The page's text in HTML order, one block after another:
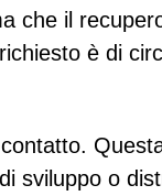
che il
è di
sviluppo o